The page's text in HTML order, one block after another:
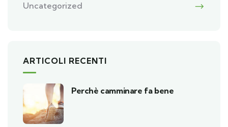
Uncategorized
ARTICOLI RECENTI
Perchè camminare fa bene